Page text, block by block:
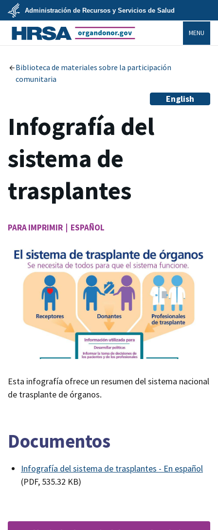
Skip
main
content
U.S.
Department
of
Health
Services
Administración de Recursos y Servicios de Salud
MENU
Biblioteca de materiales sobre la participación
comunitaria
English
Infografía del
sistema de
trasplantes
PARA IMPRIMIR | ESPAÑOL
Esta infografía ofrece un resumen del sistema nacional
de trasplante de órganos.
Documentos
Infografía del sistema de trasplantes - En español
(PDF, 535.32 KB)